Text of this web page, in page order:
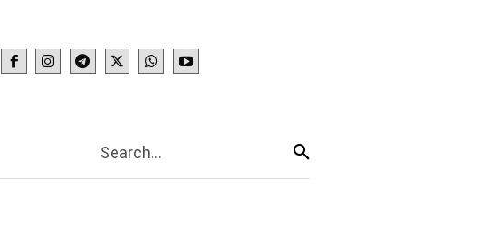
WEB STORIES More
Search...